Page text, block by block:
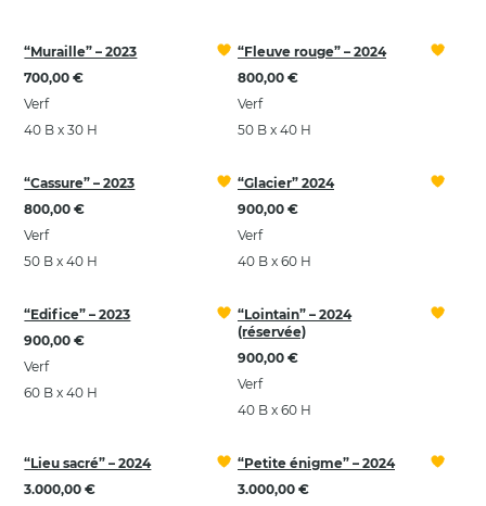
“Muraille” – 2023
700,00 €
Verf
40 B x 30 H
“Fleuve rouge” – 2024
800,00 €
Verf
50 B x 40 H
“Cassure” – 2023
800,00 €
Verf
50 B x 40 H
“Glacier” 2024
900,00 €
Verf
40 B x 60 H
“Edifice” – 2023
900,00 €
Verf
60 B x 40 H
“Lointain” – 2024
(réservée)
900,00 €
Verf
40 B x 60 H
“Lieu sacré” – 2024
3.000,00 €
“Petite énigme” – 2024
3.000,00 €